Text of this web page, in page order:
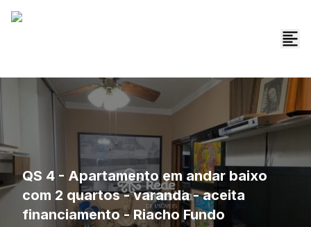
QS 4 - Apartamento em andar baixo
com 2 quartos - varanda - aceita
financiamento - Riacho Fundo